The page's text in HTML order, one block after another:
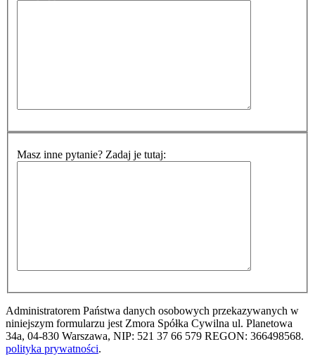
Masz inne pytanie? Zadaj je tutaj:
Administratorem Państwa danych osobowych przekazywanych w
niniejszym formularzu jest Zmora Spółka Cywilna ul. Planetowa
34a, 04-830 Warszawa, NIP: 521 37 66 579 REGON: 366498568.
polityka prywatności.